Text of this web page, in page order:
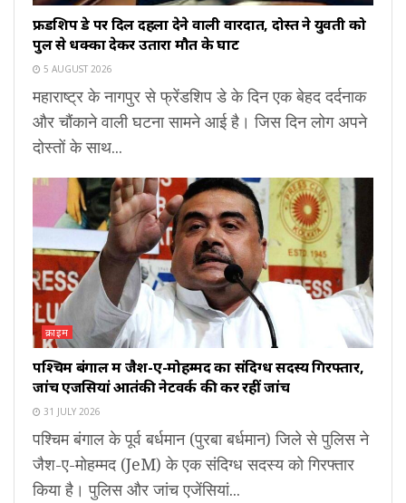
फ्रेंडशिप डे पर दिल दहला देने वाली वारदात, दोस्त ने युवती को
पुल से धक्का देकर उतारा मौत के घाट
5 AUGUST 2026
महाराष्ट्र के नागपुर से फ्रेंडशिप डे के दिन एक बेहद दर्दनाक
और चौंकाने वाली घटना सामने आई है। जिस दिन लोग अपने
दोस्तों के साथ...
क्राइम
पश्चिम बंगाल में जैश-ए-मोहम्मद का संदिग्ध सदस्य गिरफ्तार,
जांच एजेंसियां आतंकी नेटवर्क की कर रहीं जांच
31 JULY 2026
पश्चिम बंगाल के पूर्व बर्धमान (पुरबा बर्धमान) जिले से पुलिस ने
जैश-ए-मोहम्मद (JeM) के एक संदिग्ध सदस्य को गिरफ्तार
किया है। पुलिस और जांच एजेंसियां...